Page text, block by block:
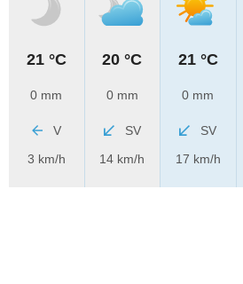
21 °C
0 mm
V
3 km/h
20 °C
0 mm
SV
14 km/h
21 °C
0 mm
SV
17 km/h